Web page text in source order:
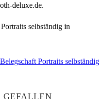
deluxe.de.
Portraits selbständig